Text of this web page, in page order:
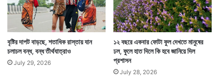
এখানেই ২টি বাজপাখির গায়ে বেঁধে দেওয়া হয়েছে ওই বিশেষ যন্ত্র।
কিছুদিন বিশ্রামের পর ফের তারা পাড়ি দেবে তাদের গন্তব্যে।
তখনই তাদের গতিপথ জানতে পারবেন বিজ্ঞানীরা। — সংবাদ
সংস্থার সাহায্য নিয়ে লেখা
বৃষ্টির দাপট বাড়ছে, শতাধিক রাস্তায় যান
চলাচল বন্ধ, বন্ধ তীর্থযাত্রাও
July 29, 2026
১২ বছরে একবার ফোটা ফুল দেখতে মানুষের
ঢল, ফুলে হাত দিলে কি হবে জানিয়ে দিল
প্রশাসন
July 28, 2026